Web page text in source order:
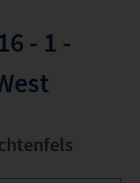
- 1 -